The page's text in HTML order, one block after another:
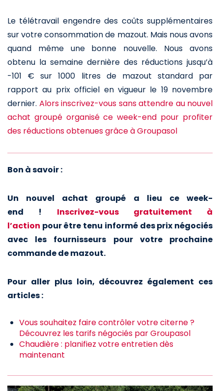
Le télétravail engendre des coûts supplémentaires
sur votre consommation de mazout. Mais nous avons
quand même une bonne nouvelle. Nous avons
obtenu la semaine dernière des réductions jusqu’à
-101 € sur 1000 litres de mazout standard par
rapport au prix officiel en vigueur le 19 novembre
dernier. Alors inscrivez-vous sans attendre au nouvel
achat groupé organisé ce week-end pour profiter
des réductions obtenues grâce à Groupasol
Bon à savoir :
Un nouvel achat groupé a lieu ce week-
end ! Inscrivez-vous gratuitement à
l’action pour être tenu informé des prix négociés
avec les fournisseurs pour votre prochaine
commande de mazout.
Pour aller plus loin, découvrez également ces
articles :
Vous souhaitez faire contrôler votre citerne ?
Découvrez les tarifs négociés par Groupasol
Chaudière : planifiez votre entretien dès
maintenant